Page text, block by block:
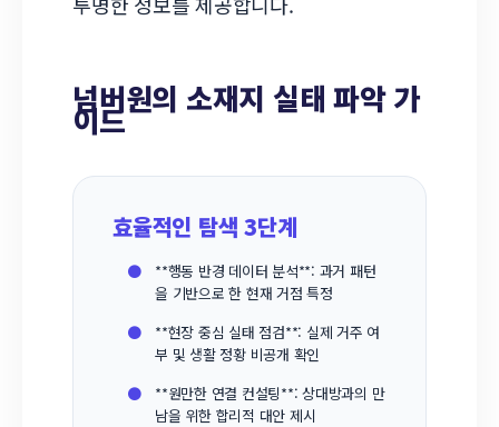
넘버원의 소재지 실태 파악 가
이드
효율적인 탐색 3단계
●
**행동 반경 데이터 분석**: 과거 패턴
을 기반으로 한 현재 거점 특정
●
**현장 중심 실태 점검**: 실제 거주 여
부 및 생활 정황 비공개 확인
●
**원만한 연결 컨설팅**: 상대방과의 만
남을 위한 합리적 대안 제시